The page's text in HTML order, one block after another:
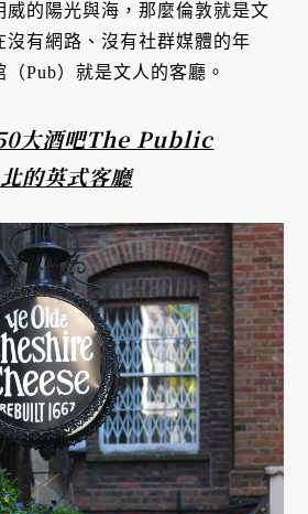
威的陽光與海，那麼倫敦就是文
沒有網路、沒有社群媒體的年
Pub）就是文人的客廳。
大酒吧The Public
的英式客廳